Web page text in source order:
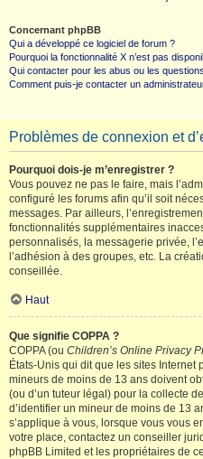
Concernant phpBB
Qui a développé ce logiciel de forum ?
Pourquoi la fonctionnalité X n’est pas
Qui contacter pour les abus ou les
Comment puis-je contacter un
Problèmes de connexion et
Pourquoi dois-je m’enregistrer ?
Vous pouvez ne pas le faire, mais
configuré les forums afin qu’il soit
messages. Par ailleurs,
fonctionnalités supplémentaires
personnalisés, la messagerie privée,
l’adhésion à des groupes, etc. La
conseillée.
Haut
Que signifie COPPA ?
COPPA (ou Children’s Online Privacy
États-Unis qui dit que les sites
mineurs de moins de 13 ans doivent
(ou d’un tuteur légal) pour la collecte
d’identifier un mineur de moins de 13
s’applique à vous, lorsque vous vous
votre place, contactez un conseiller
phpBB Limited et les propriétaires de